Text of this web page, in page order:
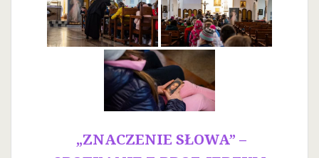
„ZNACZENIE SŁOWA” –